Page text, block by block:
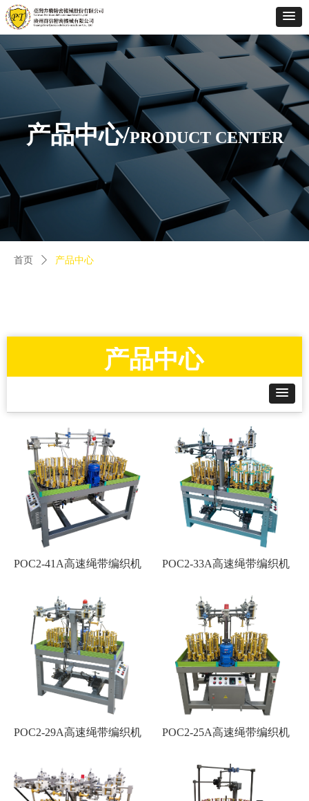
产品中心/PRODUCT CENTER
产品中心
POC2-41A高速绳带编织机 POC2-33A高速绳带编织机
POC2-29A高速绳带编织机 POC2-25A高速绳带编织机
首页 ꄲ 产品中心